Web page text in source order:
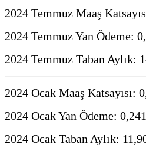
2024 Temmuz Maaş
2024 Temmuz Yan Ödeme:
2024 Temmuz Taban Aylık:
2024 Ocak Maaş Katsayısı:
2024 Ocak Yan Ödeme:
2024 Ocak Taban Aylık: